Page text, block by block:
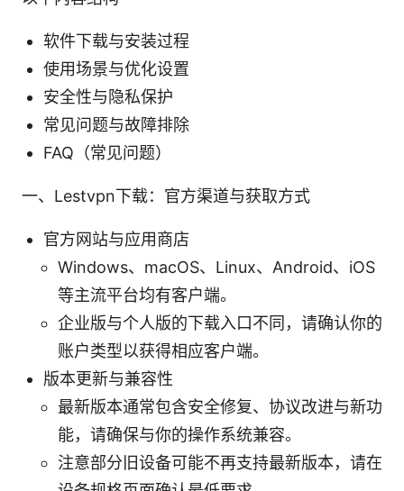
软件下载与安装过程
使用场景与优化设置
安全性与隐私保护
常见问题与故障排除
FAQ（常见问题）
一、Lestvpn下载：官方渠道与获取方式
官方网站与应用商店
Windows、macOS、Linux、Android、iOS
等主流平台均有客户端。
企业版与个人版的下载入口不同，请确认你的
账户类型以获得相应客户端。
版本更新与兼容性
最新版本通常包含安全修复、协议改进与新功
能，请确保与你的操作系统兼容。
注意部分旧设备可能不再支持最新版本，请在